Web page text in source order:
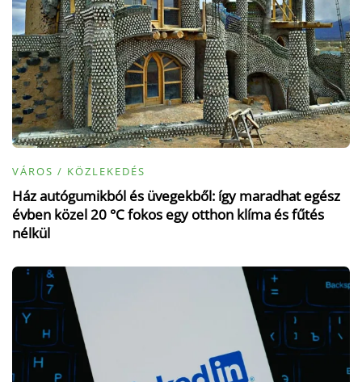
VÁROS / KÖZLEKEDÉS
Ház autógumikból és üvegekből: így maradhat egész
évben közel 20 °C fokos egy otthon klíma és fűtés
nélkül